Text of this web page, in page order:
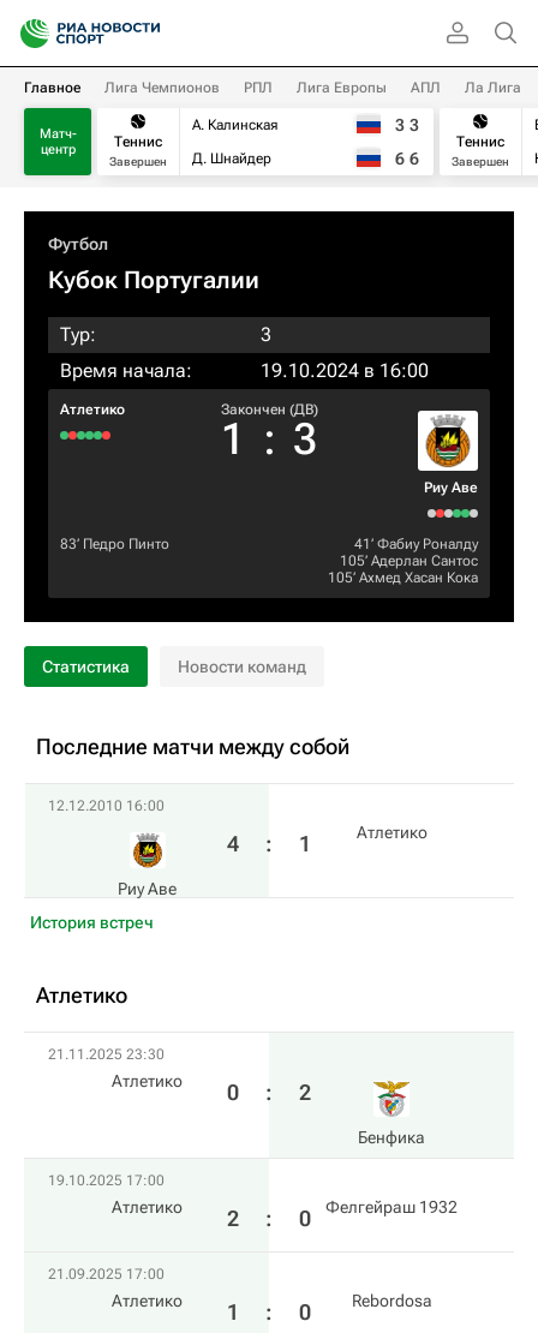
Главное Лига Чемпионов РПЛ Лига Европы АПЛ Ла Лига
Матч-
центр
Теннис
Завершен
А. Калинская
Д. Шнайдер
3 3
6 6
Теннис
Завершен
Футбол
Кубок Португалии
Тур:
3
Время начала:
19.10.2024 в 16:00
Атлетико Закончен (ДВ)
1 : 3
Риу Аве
83‎’‎ Педро Пинто 41‎’‎ Фабиу Роналду
105‎’‎ Адерлан Сантос
105‎’‎ Ахмед Хасан Кока
Статистика Новости команд
Последние матчи между собой
12.12.2010 16:00
Риу Аве
4 : 1 Атлетико
История встреч
Атлетико
21.11.2025 23:30
Атлетико 0 : 2
Бенфика
19.10.2025 17:00
Атлетико 2 : 0 Фелгейраш 1932
21.09.2025 17:00
Атлетико 1 : 0 Rebordosa